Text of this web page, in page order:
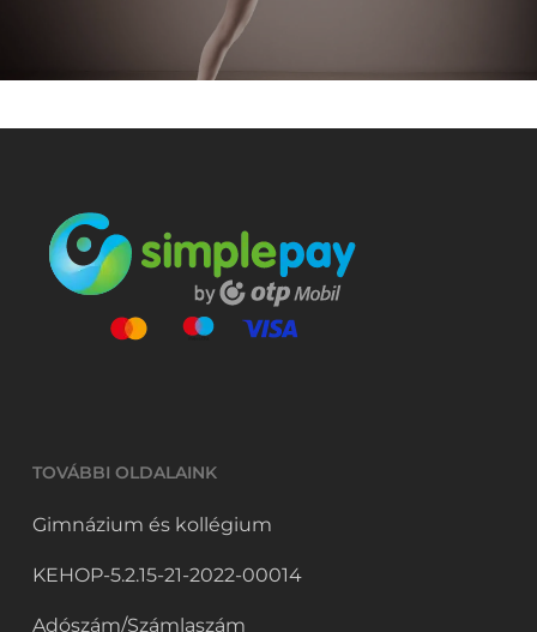
TOVÁBBI OLDALAINK
Gimnázium és kollégium
KEHOP-5.2.15-21-2022-00014
Adószám/Számlaszám